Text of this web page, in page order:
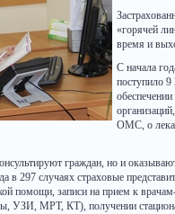
«горячей
время и
С начала
поступило 9
ОМС, о
граждан, но и
в 297 случаях страховые
помощи, записи на прием к
УЗИ, МРТ, КТ), получении